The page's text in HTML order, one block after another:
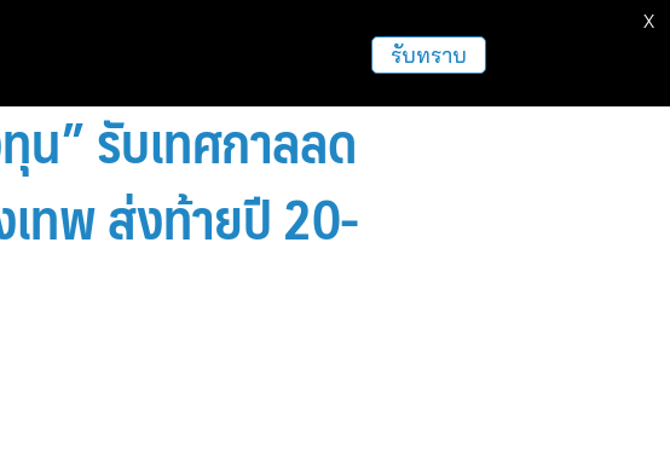
ฝากข่าวประชาสัมพันธ์
น” รับเทศกาลลด
เทพ ส่งท้ายปี 20-
รับทราบ
X